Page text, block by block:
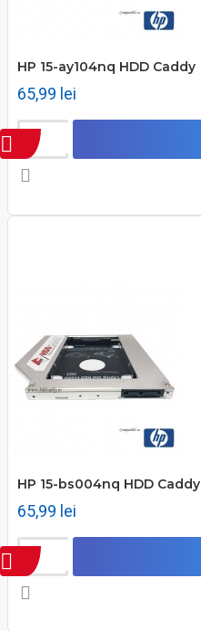
HP 15-ay104nq HDD Caddy
65,99 lei
HP 15-bs004nq HDD Caddy
65,99 lei